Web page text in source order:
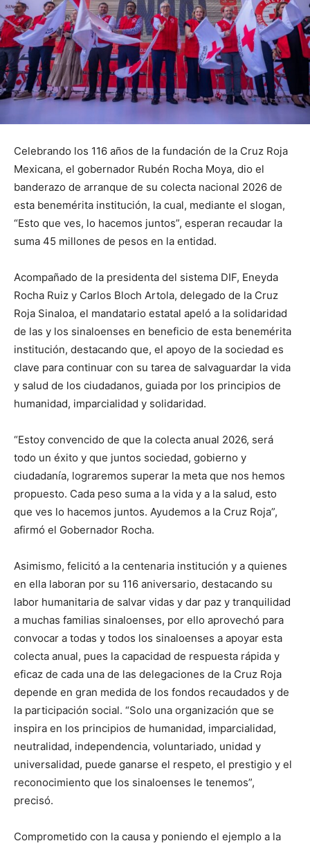
Celebrando los 116 años de la fundación de la Cruz Roja
Mexicana, el gobernador Rubén Rocha Moya, dio el
banderazo de arranque de su colecta nacional 2026 de
esta benemérita institución, la cual, mediante el slogan,
“Esto que ves, lo hacemos juntos”, esperan recaudar la
suma 45 millones de pesos en la entidad.
Acompañado de la presidenta del sistema DIF, Eneyda
Rocha Ruiz y Carlos Bloch Artola, delegado de la Cruz
Roja Sinaloa, el mandatario estatal apeló a la solidaridad
de las y los sinaloenses en beneficio de esta benemérita
institución, destacando que, el apoyo de la sociedad es
clave para continuar con su tarea de salvaguardar la vida
y salud de los ciudadanos, guiada por los principios de
humanidad, imparcialidad y solidaridad.
“Estoy convencido de que la colecta anual 2026, será
todo un éxito y que juntos sociedad, gobierno y
ciudadanía, lograremos superar la meta que nos hemos
propuesto. Cada peso suma a la vida y a la salud, esto
que ves lo hacemos juntos. Ayudemos a la Cruz Roja”,
afirmó el Gobernador Rocha.
Asimismo, felicitó a la centenaria institución y a quienes
en ella laboran por su 116 aniversario, destacando su
labor humanitaria de salvar vidas y dar paz y tranquilidad
a muchas familias sinaloenses, por ello aprovechó para
convocar a todas y todos los sinaloenses a apoyar esta
colecta anual, pues la capacidad de respuesta rápida y
eficaz de cada una de las delegaciones de la Cruz Roja
depende en gran medida de los fondos recaudados y de
la participación social. “Solo una organización que se
inspira en los principios de humanidad, imparcialidad,
neutralidad, independencia, voluntariado, unidad y
universalidad, puede ganarse el respeto, el prestigio y el
reconocimiento que los sinaloenses le tenemos”,
precisó.
Comprometido con la causa y poniendo el ejemplo a la